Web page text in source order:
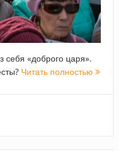
себя «доброго царя».
Читать полностью